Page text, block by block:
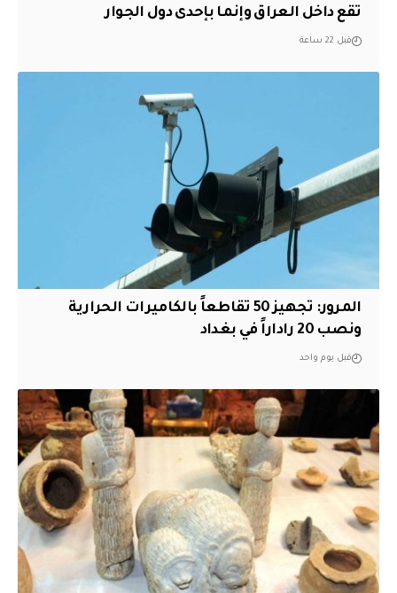
تقع داخل العراق وإنما بإحدى دول الجوار
قبل 22 ساعة
المرور: تجهيز 50 تقاطعاً بالكاميرات الحرارية
ونصب 20 راداراً في بغداد
قبل يوم واحد